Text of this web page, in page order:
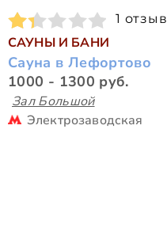
1 отзыв
САУНЫ И БАНИ
Сауна в Лефортово
1000 - 1300 руб.
Зал Большой
Электрозаводская